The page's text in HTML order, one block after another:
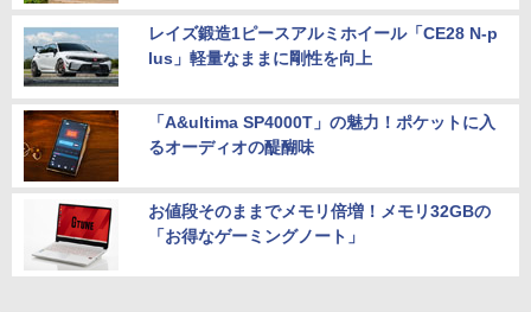
レイズ鍛造1ピースアルミホイール「CE28 N-p
lus」軽量なままに剛性を向上
「A&ultima SP4000T」の魅力！ポケットに入
るオーディオの醍醐味
お値段そのままでメモリ倍増！メモリ32GBの
「お得なゲーミングノート」